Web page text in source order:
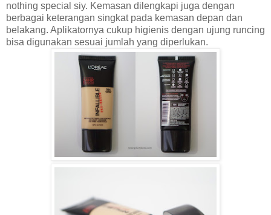
nothing special siy. Kemasan dilengkapi juga dengan
berbagai keterangan singkat pada kemasan depan dan
belakang. Aplikatornya cukup higienis dengan ujung runcing
bisa digunakan sesuai jumlah yang diperlukan.